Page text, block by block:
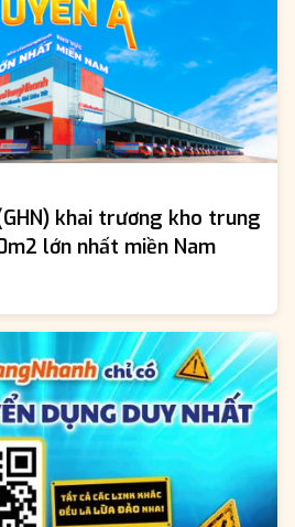
khai trương kho trung
lớn nhất miền Nam